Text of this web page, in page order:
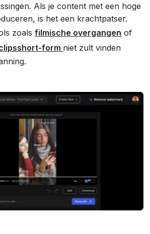
Als je content met een hoge
is het een krachtpatser.
zoalsfilmische overgangen of
form niet zult vinden